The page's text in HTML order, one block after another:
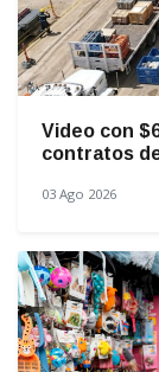
Video con
contratos
03 Ago 2026